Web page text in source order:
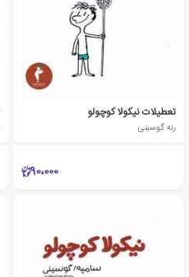
تعطیلات نیکولا کوچولو
رنه گوسینی
90،000